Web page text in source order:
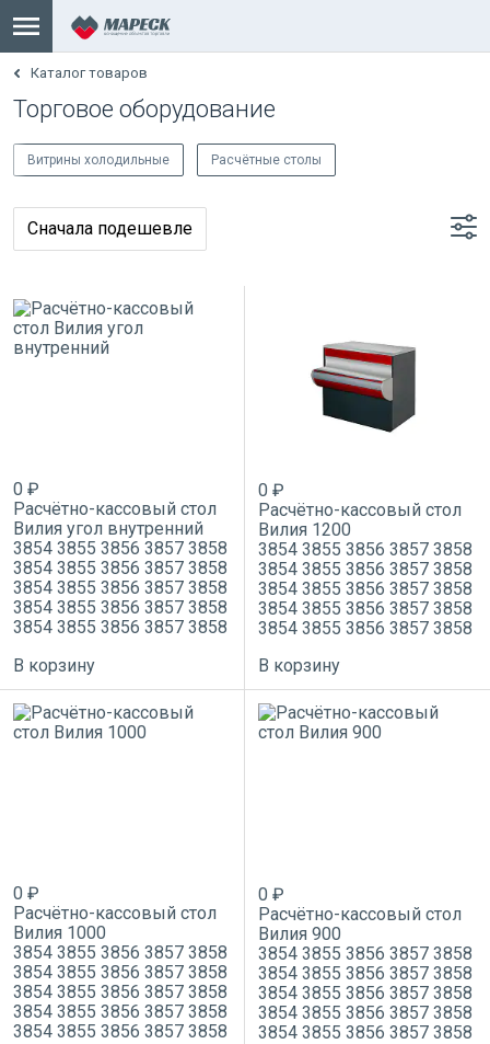
Каталог товаров
Торговое оборудование
Витрины холодильные Расчётные столы
0 ₽
Расчётно-кассовый стол
Вилия угол внутренний
3854 3855 3856 3857 3858
3854 3855 3856 3857 3858
3854 3855 3856 3857 3858
3854 3855 3856 3857 3858
3854 3855 3856 3857 3858
В корзину
0 ₽
Расчётно-кассовый стол
Вилия 1200
3854 3855 3856 3857 3858
3854 3855 3856 3857 3858
3854 3855 3856 3857 3858
3854 3855 3856 3857 3858
3854 3855 3856 3857 3858
В корзину
0 ₽
Расчётно-кассовый стол
Вилия 1000
3854 3855 3856 3857 3858
3854 3855 3856 3857 3858
3854 3855 3856 3857 3858
3854 3855 3856 3857 3858
3854 3855 3856 3857 3858
0 ₽
Расчётно-кассовый стол
Вилия 900
3854 3855 3856 3857 3858
3854 3855 3856 3857 3858
3854 3855 3856 3857 3858
3854 3855 3856 3857 3858
3854 3855 3856 3857 3858